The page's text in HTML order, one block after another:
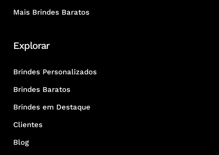
Mais Brindes Baratos
Explorar
Brindes Personalizados
Brindes Baratos
Brindes em Destaque
Clientes
Blog